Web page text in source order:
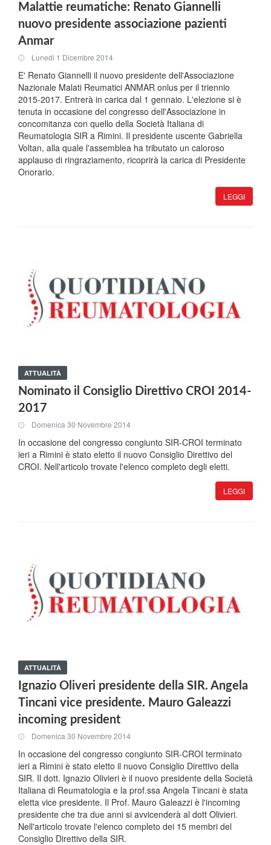
Malattie reumatiche: Renato Giannelli
nuovo presidente associazione pazienti
Anmar
Lunedi 1 Dicembre 2014
E' Renato Giannelli il nuovo presidente dell'Associazione
Nazionale Malati Reumatici ANMAR onlus per il triennio
2015-2017. Entrerà in carica dal 1 gennaio. L'elezione si è
tenuta in occasione del congresso dell'Associazione in
concomitanza con quello della Società Italiana di
Reumatologia SIR a Rimini. Il presidente uscente Gabriella
Voltan, alla quale l'assemblea ha tributato un caloroso
applauso di ringraziamento, ricoprirà la carica di Presidente
Onorario.
LEGGI
ATTUALITÀ
Nominato il Consiglio Direttivo CROI 2014-
2017
Domenica 30 Novembre 2014
In occasione del congresso congiunto SIR-CROI terminato
ieri a Rimini è stato eletto il nuovo Consiglio Direttivo del
CROI. Nell'articolo trovate l'elenco completo degli eletti.
LEGGI
ATTUALITÀ
Ignazio Oliveri presidente della SIR. Angela
Tincani vice presidente. Mauro Galeazzi
incoming president
Domenica 30 Novembre 2014
In occasione del congresso congiunto SIR-CROI terminato
ieri a Rimini è stato eletto il nuovo Consiglio Direttivo della
SIR. Il dott. Ignazio Olivieri è il nuovo presidente della Società
Italiana di Reumatologia e la prof.ssa Angela Tincani è stata
eletta vice presidente. Il Prof. Mauro Galeazzi è l'incoming
presidente che tra due anni si avvicenderà al dott Olivieri.
Nell'articolo trovate l'elenco completo dei 15 membri del
Consiglio Direttivo della SIR.